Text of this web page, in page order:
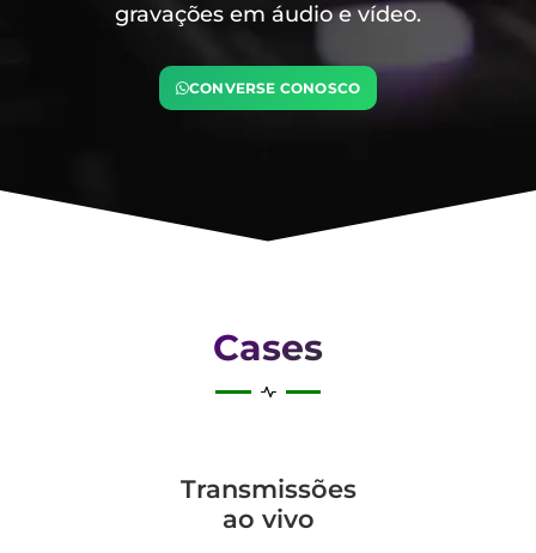
gravações em áudio e vídeo.
CONVERSE CONOSCO
Cases
Transmis­sões
ao vivo